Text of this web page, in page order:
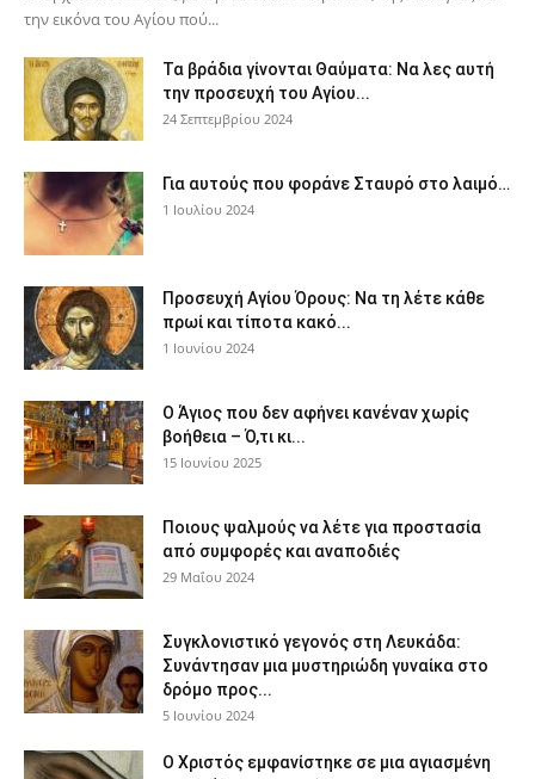
την εικόνα του Αγίου πού...
Τα βράδια γίνονται Θαύματα: Να λες αυτή
την προσευχή του Αγίου...
24 Σεπτεμβρίου 2024
Για αυτούς που φοράνε Σταυρό στο λαιμό…
1 Ιουλίου 2024
Προσευχή Αγίου Όρους: Να τη λέτε κάθε
πρωί και τίποτα κακό...
1 Ιουνίου 2024
Ο Άγιος που δεν αφήνει κανέναν χωρίς
βοήθεια – Ό,τι κι...
15 Ιουνίου 2025
Ποιους ψαλμούς να λέτε για προστασία
από συμφορές και αναποδιές
29 Μαΐου 2024
Συγκλονιστικό γεγονός στη Λευκάδα:
Συνάντησαν μια μυστηριώδη γυναίκα στο
δρόμο προς...
5 Ιουνίου 2024
Ο Χριστός εμφανίστηκε σε μια αγιασμένη